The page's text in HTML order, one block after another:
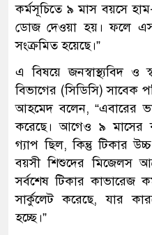
কর্মসূচিতে ৯ মাস বয়সে
ডোজ দেওয়া হয়। ফলে
সংক্রমিত হয়েছে।”
এ বিষয়ে জনস্বাস্থ্যবিদ ও
বিভাগের (সিডিসি) সাবেক
আহমেদ বলেন, “এবারের
করেছে। আগেও ৯ মাসের
গ্যাপ ছিল, কিন্তু টিকার
বয়সী শিশুদের মিজেলস
সর্বশেষ টিকার কাভারেজ
সার্কুলেট করেছে, যার
হচ্ছে।”